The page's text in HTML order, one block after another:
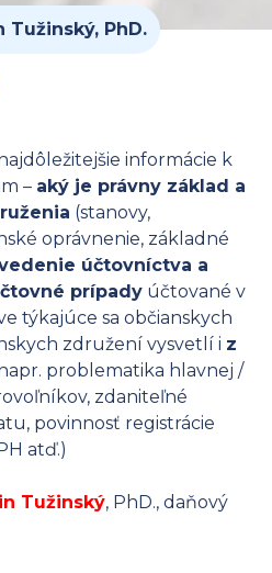
Tužinský, PhD.
informácie k
– aký je právny základ a
(stanovy,
oprávnenie, základné
účtovníctva a
prípady účtované v
týkajúce sa občianskych
združení vysvetlí i z
problematika hlavnej /
zdaniteľné
povinnosť registrácie
atď.)
Tužinský, PhD., daňový